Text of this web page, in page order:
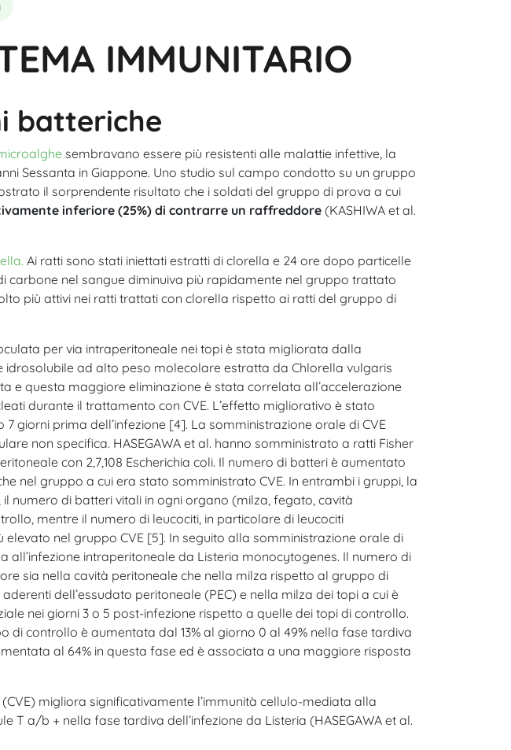
Spirulina Bio
visiva
IMMUNITARIO
batteriche
sembravano essere più resistenti alle malattie infettive, la
Sessanta in Giappone. Uno studio sul campo condotto su un gruppo
il sorprendente risultato che i soldati del gruppo di prova a cui
inferiore (25%) di contrarre un raffreddore (KASHIWA et al.
Ai ratti sono stati iniettati estratti di clorella e 24 ore dopo particelle
carbone nel sangue diminuiva più rapidamente nel gruppo trattato
più attivi nei ratti trattati con clorella rispetto ai ratti del gruppo di
per via intraperitoneale nei topi è stata migliorata dalla
ad alto peso molecolare estratta da Chlorella vulgaris
e questa maggiore eliminazione è stata correlata all’accelerazione
durante il trattamento con CVE. L’effetto migliorativo è stato
giorni prima dell’infezione [4]. La somministrazione orale di CVE
non specifica. HASEGAWA et al. hanno somministrato a ratti Fisher
con 2,7,108 Escherichia coli. Il numero di batteri è aumentato
nel gruppo a cui era stato somministrato CVE. In entrambi i gruppi, la
numero di batteri vitali in ogni organo (milza, fegato, cavità
mentre il numero di leucociti, in particolare di leucociti
nel gruppo CVE [5]. In seguito alla somministrazione orale di
all’infezione intraperitoneale da Listeria monocytogenes. Il numero di
sia nella cavità peritoneale che nella milza rispetto al gruppo di
dell’essudato peritoneale (PEC) e nella milza dei topi a cui è
nei giorni 3 o 5 post-infezione rispetto a quelle dei topi di controllo.
di controllo è aumentata dal 13% al giorno 0 al 49% nella fase tardiva
al 64% in questa fase ed è associata a una maggiore risposta
migliora significativamente l’immunità cellulo-mediata alla
a/b + nella fase tardiva dell’infezione da Listeria (HASEGAWA et al.